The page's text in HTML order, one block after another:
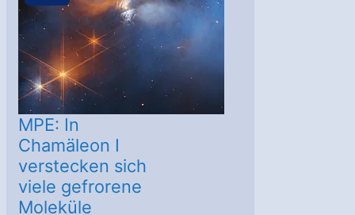
MPE: In
Chamäleon I
verstecken sich
viele gefrorene
Moleküle